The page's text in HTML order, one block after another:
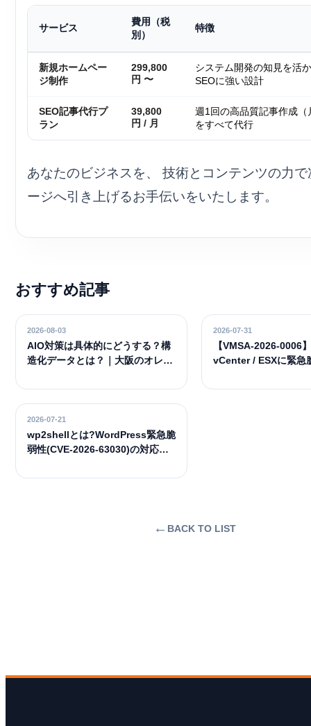
サービス
費用（税
別）
特徴
新規ホームペー
ジ制作
299,800
円 〜
システム開発の知見を活
SEOに強い設計
SEO記事代行プ
ラン
39,800
円 / 月
週1回の高品質記事作成（
をすべて代行
あなたのビジネスを、 技術とコンテンツの力
ージへ引き上げるお手伝いをいたします。
おすすめ記事
2026-08-03
AIO対策は具体的にどうする？構
造化データとは？｜大阪のオレン
2026-07-31
【VMSA-2026-0006
vCenter / ESXに緊急
やるべき対処法
2026-07-21
wp2shellとは?WordPress緊急脆
弱性(CVE-2026-63030)の対応方
← BACK TO LIST